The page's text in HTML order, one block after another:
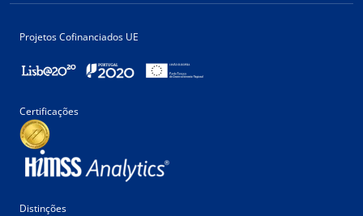
Projetos Cofinanciados UE
Certificações
Distinções